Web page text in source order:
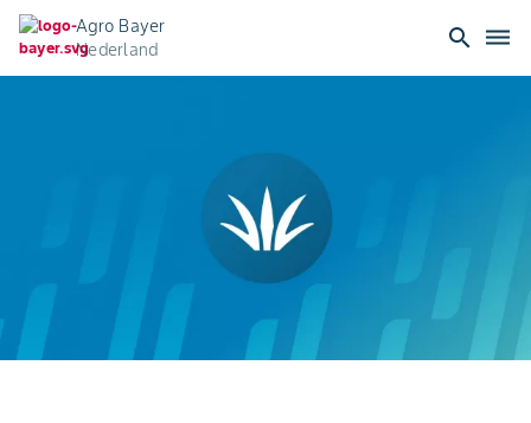
Agro Bayer
Nederland
search dehaze